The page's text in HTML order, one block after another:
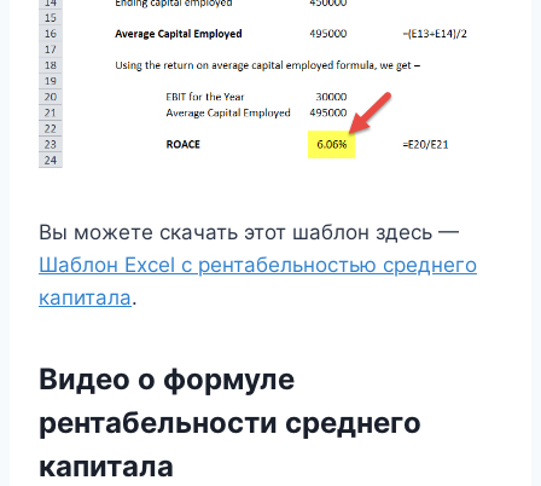
Вы можете скачать этот шаблон здесь —
Шаблон Excel с рентабельностью среднего
капитала.
Видео о формуле
рентабельности среднего
капитала